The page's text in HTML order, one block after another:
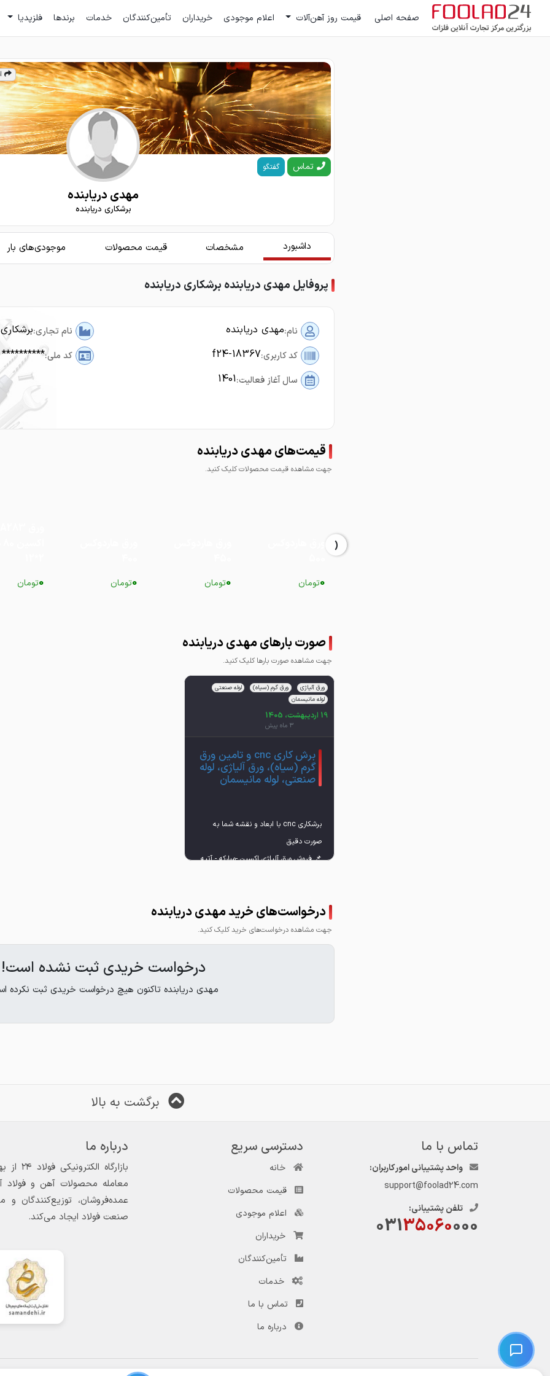
صفحه اصلی قیمت روز آهن‌آلات اعلام موجودی خریداران تأمین‌کنندگان خدمات برندها فلزپدیا
تماس گفتگو
مهدی دریابنده
برشکاری دریابنده
داشبورد مشخصات قیمت محصولات موجودی‌های بار
پروفایل مهدی دریابنده برشکاری دریابنده
نام:مهدی دریابنده نام تجاری:
کد کاربری:f24-18367 کد ملی:**********
سال آغاز فعالیت:1401
قیمت‌های مهدی دریابنده
جهت مشاهده قیمت محصولات کلیک کنید.
0تومان 0تومان 0تومان 0تومان
‹
صورت بارهای مهدی دریابنده
جهت مشاهده صورت بارها کلیک کنید.
ورق آلیاژی ورق گرم (سیاه)
لوله صنعتی
لوله مانیسمان
19 اردیبهشت، 1405
3 ماه پیش
برش کاری cnc و تامین ورق
گرم (سیاه)، ورق آلیاژی، لوله
صنعتی، لوله مانیسمان
برشکاری cnc با ابعاد و نقشه شما به
📌 فروش ورق آلیاژی اکسین -مبارکه - آتیه
درخواست‌های خرید مهدی دریابنده
جهت مشاهده درخواست‌های خرید کلیک کنید.
درخواست خریدی ثبت نشده است!
مهدی دریابنده تاکنون هیچ درخواست خریدی ثبت نکرده
برگشت به بالا
تماس با ما
واحد پشتیبانی امور کاربران:
support@foolad24.com
تلفن پشتیبانی:
03135060000
دسترسی سریع
خانه
قیمت محصولات
اعلام موجودی
خریداران
تأمین‌کنندگان
خدمات
تماس با ما
درباره ما
درباره ما
معامله محصولات آهن و فولاد
عمده‌فروشان، توزیع‌کنندگان
صنعت فولاد ایجاد می‌کند.